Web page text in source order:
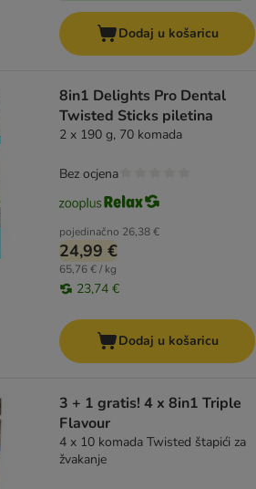
Dodaj u košaricu
8in1 Delights Pro Dental
Twisted Sticks piletina
2 x 190 g, 70 komada
pojedinačno 26,38 €
24,99 €
65,76 € / kg
23,74 €
Bez ocjena
Dodaj u košaricu
3 + 1 gratis! 4 x 8in1 Triple
Flavour
4 x 10 komada Twisted štapići za
žvakanje